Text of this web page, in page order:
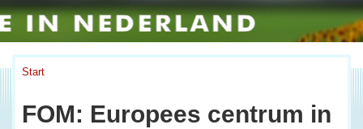
Start
FOM: Europees centrum in